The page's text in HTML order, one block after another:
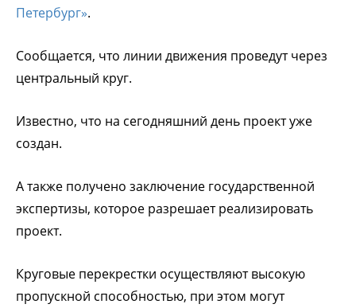
Петербург».
Сообщается, что линии движения проведут через
центральный круг.
Известно, что на сегодняшний день проект уже
создан.
А также получено заключение государственной
экспертизы, которое разрешает реализировать
проект.
Круговые перекрестки осуществляют высокую
пропускной способностью, при этом могут